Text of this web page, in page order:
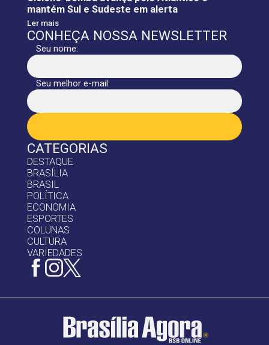
CATEGORIAS
DESTAQUE
BRASÍLIA
BRASIL
POLÍTICA
ECONOMIA
ESPORTES
COLUNAS
CULTURA
VARIEDADES
mantém Sul e Sudeste em alerta
Ler mais
CONHEÇA NOSSA NEWSLETTER
Seu nome:
Seu melhor e-mail: